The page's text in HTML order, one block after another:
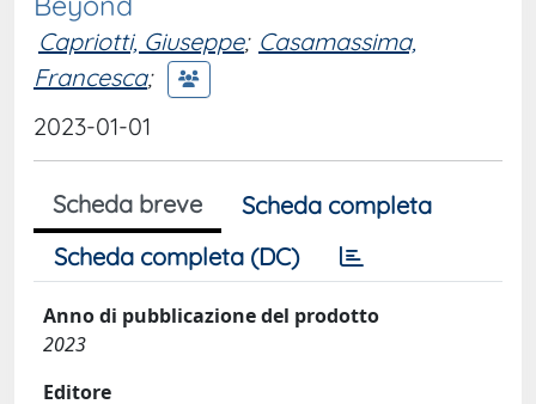
Capriotti, Giuseppe; Casamassima,
Francesca;
2023-01-01
Scheda breve
Scheda completa
Scheda completa (DC)
Anno di pubblicazione del prodotto
2023
Editore